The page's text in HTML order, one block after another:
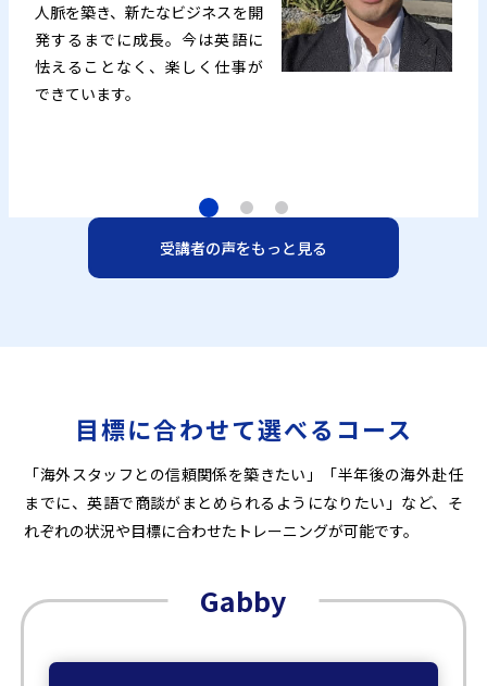
人脈を築き、新たなビジネスを開
発するまでに成長。今は英語に
怯えることなく、楽しく仕事が
できています。
受講者の声をもっと見る
目標に合わせて選べるコース
「海外スタッフとの信頼関係を築きたい」「半年後の海外赴任
までに、英語で商談がまとめられるようになりたい」など、そ
れぞれの状況や目標に合わせたトレーニングが可能です。
Gabby